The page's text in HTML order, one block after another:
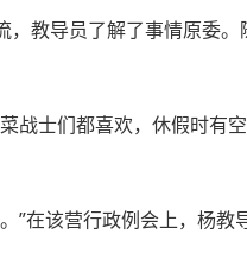
教导员了解了事情原委
战士们都喜欢，休假时有
”在该营行政例会上，杨教